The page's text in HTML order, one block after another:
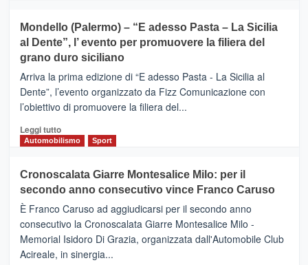
e
messaggi
di
CASTIGLIONE
DI
SICILIA
(Ct)
–
Il
Borgo
Gusto,
il
tra
sapori
vicoli
medievali
Mondello (Palermo) – “E adesso Pasta – La Sicilia
al Dente”, l’ evento per promuovere la filiera del
grano duro siciliano
Arriva la prima edizione di “E adesso Pasta - La Sicilia al
Dente”, l’evento organizzato da Fizz Comunicazione con
l’obiettivo di promuovere la filiera del...
Leggi tuttoLeggi
di
Mondello
(Palermo)
–
“E
adesso
Pasta
–
Automobilismo Sport
Cronoscalata Giarre Montesalice Milo: per il
secondo anno consecutivo vince Franco Caruso
È Franco Caruso ad aggiudicarsi per il secondo anno
consecutivo la Cronoscalata Giarre Montesalice Milo -
Memorial Isidoro Di Grazia, organizzata dall'Automobile Club
Acireale, in sinergia...